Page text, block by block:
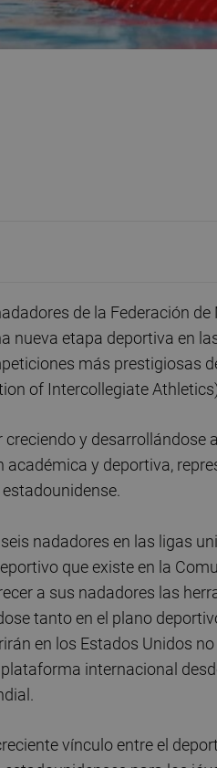
de la Federación
nueva etapa deportiva en
más prestigiosas
of Intercollegiate
creciendo y desarrollándose
y deportiva,
nadadores en las ligas
que existe en la
a sus nadadores las
tanto en el plano
en los Estados Unidos
internacional
vínculo entre el